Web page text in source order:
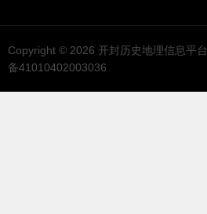
Copyright © 2026 开封历史地理信息平台
备41010402003036